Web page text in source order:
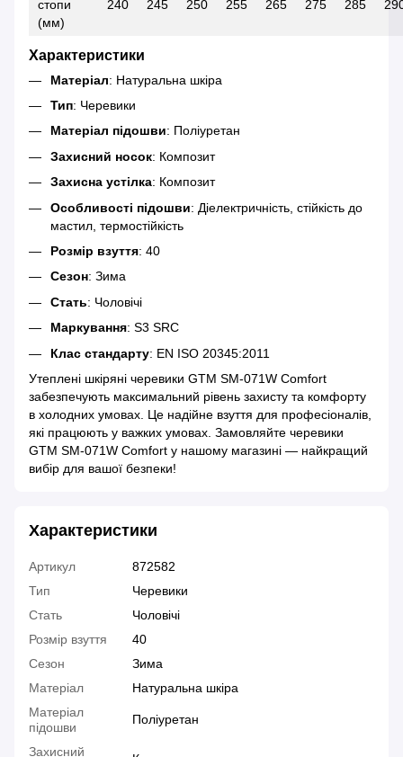
стопи
(мм)
240 245 250 255 265 275 285
Характеристики
Матеріал: Натуральна шкіра
Тип: Черевики
Матеріал підошви: Поліуретан
Захисний носок: Композит
Захисна устілка: Композит
Особливості підошви: Діелектричність, стійкість до
мастил, термостійкість
Розмір взуття: 40
Сезон: Зима
Стать: Чоловічі
Маркування: S3 SRC
Клас стандарту: EN ISO 20345:2011
Утеплені шкіряні черевики GTM SM-071W Comfort
забезпечують максимальний рівень захисту та комфорту
в холодних умовах. Це надійне взуття для професіоналів,
які працюють у важких умовах. Замовляйте черевики
GTM SM-071W Comfort у нашому магазині — найкращий
вибір для вашої безпеки!
Характеристики
Артикул
872582
Тип
Черевики
Стать
Чоловічі
Розмір взуття
40
Сезон
Зима
Матеріал
Натуральна шкіра
Матеріал
підошви
Поліуретан
Захисний